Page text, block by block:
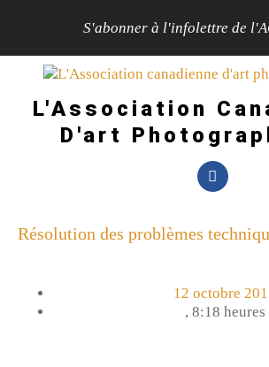
S'abonner à l'infolettre de
L'Association
D'art
Résolution des problèmes
12 octobre
, 8:18 heures